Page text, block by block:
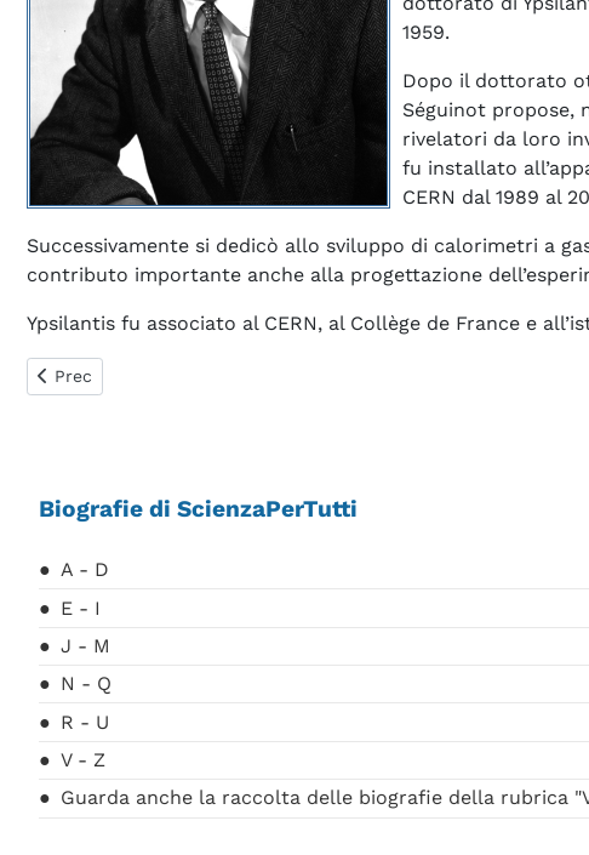
1959.
Dopo il dottorato
Séguinot propose,
rivelatori da loro
fu installato
CERN dal 1989 al
Successivamente si dedicò allo sviluppo di calorimetri a
contributo importante anche alla progettazione
Ypsilantis fu associato al CERN, al Collège de France e
Articolo precedente: Yang Chen-Ning
Prec
Biografie di ScienzaPerTutti
A - D
E - I
J - M
N - Q
R - U
V - Z
Guarda anche la raccolta delle biografie della rubrica